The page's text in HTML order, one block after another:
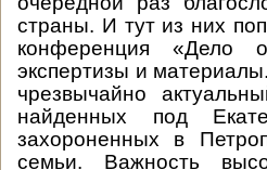
страны. И тут из них
конференция «Дело
экспертизы и
чрезвычайно
найденных под
захороненных в
семьи. Важность